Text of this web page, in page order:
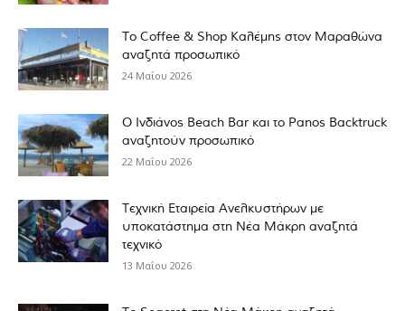
Το Coffee & Shop Καλέμης στον Μαραθώνα
αναζητά προσωπικό
24 Μαΐου 2026
Ο Ινδιάνος Beach Bar και το Panos Backtruck
αναζητούν προσωπικό
22 Μαΐου 2026
Τεχνική Εταιρεία Ανελκυστήρων με
υποκατάστημα στη Νέα Μάκρη αναζητά
τεχνικό
13 Μαΐου 2026